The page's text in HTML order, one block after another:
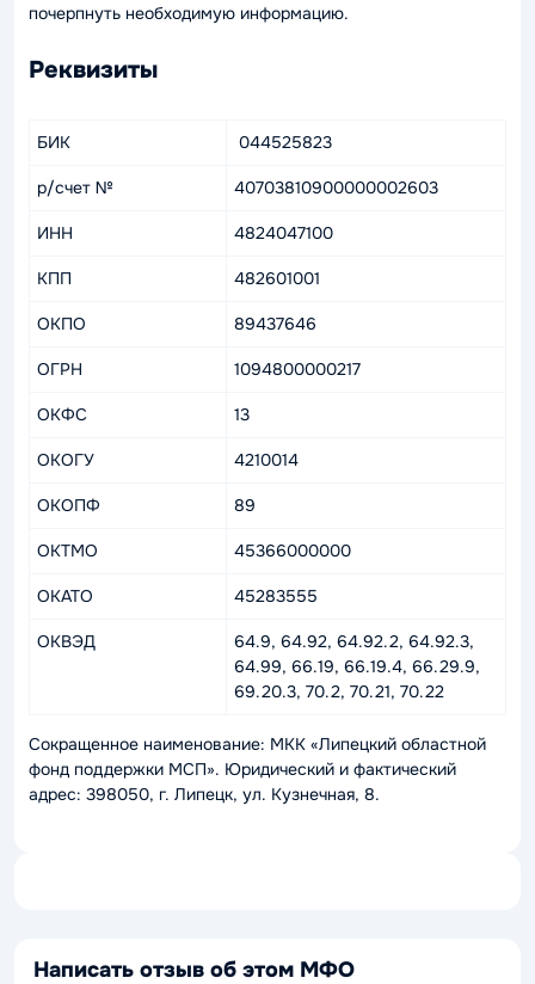
почерпнуть необходимую информацию.
Реквизиты
БИК 044525823
р/счет № 40703810900000002603
ИНН 4824047100
КПП 482601001
ОКПО 89437646
ОГРН 1094800000217
ОКФС 13
ОКОГУ 4210014
ОКОПФ 89
ОКТМО 45366000000
ОКАТО 45283555
ОКВЭД
64.9, 64.92, 64.92.2, 64.92.3,
64.99, 66.19, 66.19.4, 66.29.9,
69.20.3, 70.2, 70.21, 70.22
Сокращенное наименование: МКК «Липецкий областной
фонд поддержки МСП». Юридический и фактический
адрес: 398050, г. Липецк, ул. Кузнечная, 8.
Написать отзыв об этом МФО